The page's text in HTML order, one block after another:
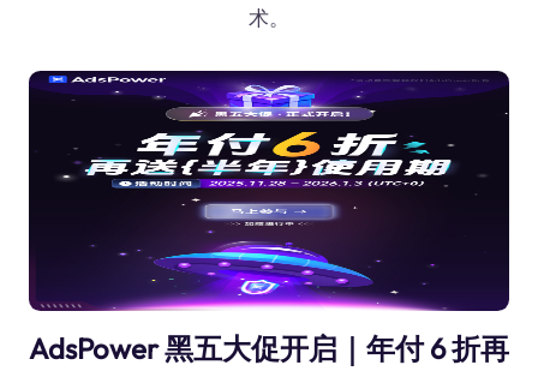
术。
AdsPower 黑五大促开启｜年付 6 折再